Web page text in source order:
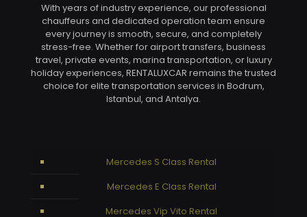
With years of industry experience, our professional
chauffeurs and dedicated operation team ensure
every journey is smooth, secure, and completely
stress-free. Whether for airport transfers, business
travel, private events, marina transportation, or luxury
holiday experiences, RENTALUXCAR remains the trusted
choice for elite transportation services in Bodrum,
Istanbul, and Antalya.
Mercedes S Class Rental
Mercedes E Class Rental
Mercedes Vip Vito Rental